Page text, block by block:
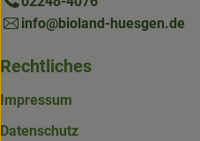
info@bioland-huesgen.de
Rechtliches
Impressum
Datenschutz